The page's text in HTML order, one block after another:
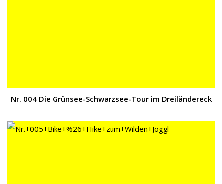
Nr. 004 Die Grünsee-Schwarzsee-Tour im Dreiländereck